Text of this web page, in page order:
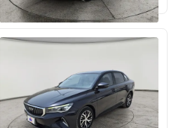
مستعملة 127,655 كم